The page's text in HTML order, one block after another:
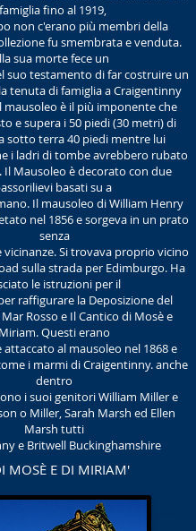
famiglia fino al 1919,
non c'erano più membri della
fu smembrata e venduta.
sua morte fece un
suo testamento di far costruire un
tenuta di famiglia a Craigentinny
mausoleo è il più imponente che
e supera i 50 piedi (30 metri) di
sotto terra 40 piedi mentre lui
i ladri di tombe avrebbero rubato
Il Mausoleo è decorato con due
basati su a
Il mausoleo di William Henry
nel 1856 e sorgeva in un prato
senza
Si trovava proprio vicino
sulla strada per Edimburgo. Ha
le istruzioni per il
raffigurare la Deposizione del
Rosso e Il Cantico di Mosè e
Miriam. Questi erano
al mausoleo nel 1868 e
i marmi di Craigentinny. anche
dentro
i suoi genitori William Miller e
o Miller, Sarah Marsh ed Ellen
Marsh tutti
e Britwell Buckinghamshire
MOSÈ E DI MIRIAM'